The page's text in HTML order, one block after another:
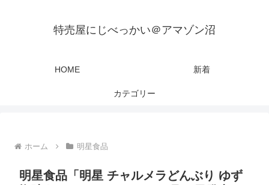
特売屋にじべっかい＠アマゾン沼
HOME 新着
カテゴリー
ホーム 明星食品
明星食品「明星 チャルメラどんぶり ゆず